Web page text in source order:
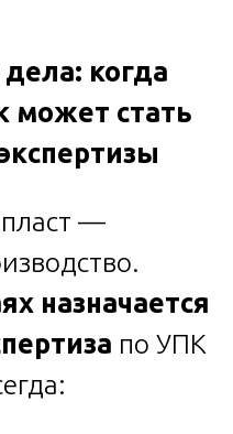
когда
может стать
—
назначается
по УПК